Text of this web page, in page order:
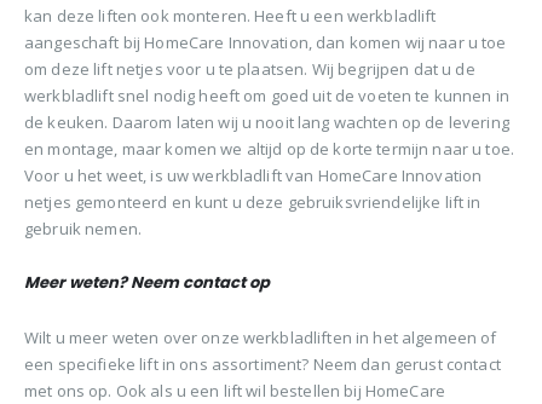
kan deze liften ook monteren. Heeft u een werkbladlift
aangeschaft bij HomeCare Innovation, dan komen wij naar u toe
om deze lift netjes voor u te plaatsen. Wij begrijpen dat u de
werkbladlift snel nodig heeft om goed uit de voeten te kunnen in
de keuken. Daarom laten wij u nooit lang wachten op de levering
en montage, maar komen we altijd op de korte termijn naar u toe.
Voor u het weet, is uw werkbladlift van HomeCare Innovation
netjes gemonteerd en kunt u deze gebruiksvriendelijke lift in
gebruik nemen.
Meer weten? Neem contact op
Wilt u meer weten over onze werkbladliften in het algemeen of
een specifieke lift in ons assortiment? Neem dan gerust contact
met ons op. Ook als u een lift wil bestellen bij HomeCare